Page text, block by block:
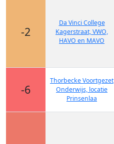
-2
Da Vinci College
Kagerstraat, VWO,
HAVO en MAVO
-6
Thorbecke Voortgezet
Onderwijs, locatie
Prinsenlaa